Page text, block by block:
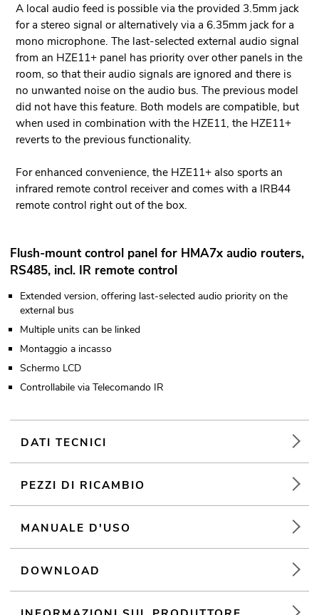
A local audio feed is possible via the provided 3.5mm jack
for a stereo signal or alternatively via a 6.35mm jack for a
mono microphone. The last-selected external audio signal
from an HZE11+ panel has priority over other panels in the
room, so that their audio signals are ignored and there is
no unwanted noise on the audio bus. The previous model
did not have this feature. Both models are compatible, but
when used in combination with the HZE11, the HZE11+
reverts to the previous functionality.
For enhanced convenience, the HZE11+ also sports an
infrared remote control receiver and comes with a IRB44
remote control right out of the box.
Flush-mount control panel for HMA7x audio routers,
RS485, incl. IR remote control
Extended version, offering last-selected audio priority on the
external bus
Multiple units can be linked
Montaggio a incasso
Schermo LCD
Controllabile via Telecomando IR
DATI TECNICI
PEZZI DI RICAMBIO
MANUALE D'USO
DOWNLOAD